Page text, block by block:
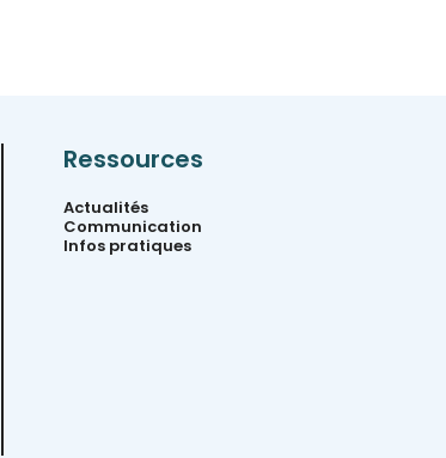
Ressources
Actualités
Communication
Infos pratiques